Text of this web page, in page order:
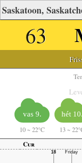
Saskatoon,
63
vas 9.
10 ~ 22°C
hét 10.
13 ~
Cur